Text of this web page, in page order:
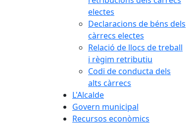
electes
Declaracions de béns dels
càrrecs electes
Relació de llocs de treball
i règim retributiu
Codi de conducta dels
alts càrrecs
L'Alcalde
Govern municipal
Recursos econòmics